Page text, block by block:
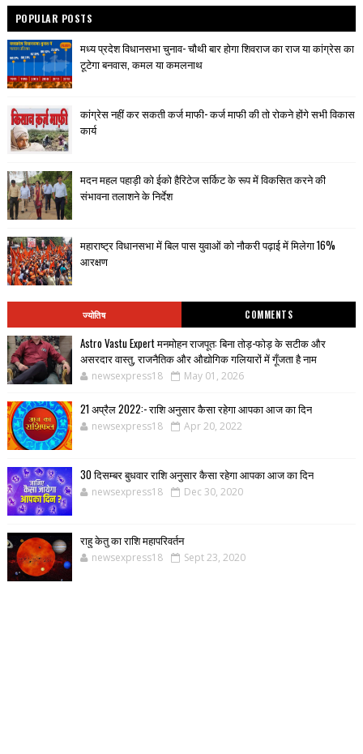
POPULAR POSTS
मध्य प्रदेश विधानसभा चुनाव- चौथी बार होगा शिवराज का राज या कांग्रेस का
टूटेगा बनवास, कमल या कमलनाथ
कांग्रेस नहीं कर सकती कर्ज माफी- कर्ज माफी की तो रोकने होंगे सभी विकास
कार्य
मदन महल पहाड़ी को ईको हैरिटेज सर्किट के रूप में विकसित करने की
संभावना तलाशने के निर्देश
महाराष्ट्र विधानसभा में बिल पास युवाओं को नौकरी पढ़ाई में मिलेगा 16%
आरक्षण
ज्योतिष COMMENTS
Astro Vastu Expert मनमोहन राजपूत: बिना तोड़-फोड़ के सटीक और
असरदार वास्तु, राजनैतिक और औद्योगिक गलियारों में गूँजता है नाम
newsexpress18 May 01, 2026
21 अप्रैल 2022:- राशि अनुसार कैसा रहेगा आपका आज का दिन
newsexpress18 Apr 20, 2022
30 दिसम्बर बुधवार राशि अनुसार कैसा रहेगा आपका आज का दिन
newsexpress18 Dec 30, 2020
राहु केतु का राशि महापरिवर्तन
newsexpress18 Sept 23, 2020